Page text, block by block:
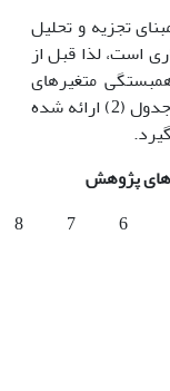
تجزیه و تحلیل
است، لذا قبل از
متغیرهای
پژوهش همراه با ضرایب همبستگی آنها در جدول (2) ارائه شده
6
7
8